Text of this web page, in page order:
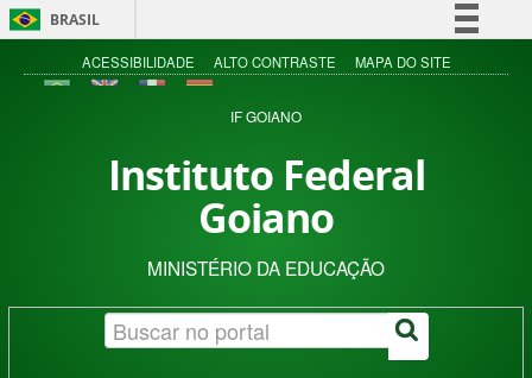
BRASIL
Simplifique!
Acesso à informação
ACESSIBILIDADE ALTO CONTRASTE MAPA DO SITE
IF GOIANO
Instituto Federal
Goiano
MINISTÉRIO DA EDUCAÇÃO